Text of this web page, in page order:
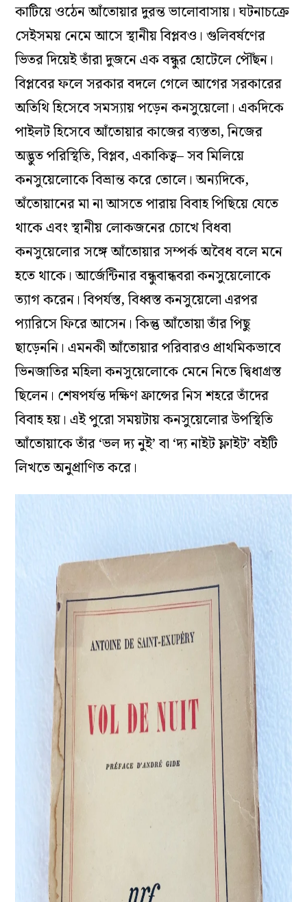
কাটিয়ে ওঠেন আঁতোয়ার দুরন্ত ভালোবাসায়। ঘটনাচক্রে
সেইসময় নেমে আসে স্থানীয় বিপ্লবও। গুলিবর্ষণের
ভিতর দিয়েই তাঁরা দুজনে এক বন্ধুর হোটেলে পৌঁছন।
বিপ্লবের ফলে সরকার বদলে গেলে আগের সরকারের
অতিথি হিসেবে সমস্যায় পড়েন কনসুয়েলো। একদিকে
পাইলট হিসেবে আঁতোয়ার কাজের ব্যস্ততা, নিজের
অদ্ভুত পরিস্থিতি, বিপ্লব, একাকিত্ব– সব মিলিয়ে
কনসুয়েলোকে বিভ্রান্ত করে তোলে। অন্যদিকে,
অঁতোয়ানের মা না আসতে পারায় বিবাহ পিছিয়ে যেতে
থাকে এবং স্থানীয় লোকজনের চোখে বিধবা
কনসুয়েলোর সঙ্গে আঁতোয়ার সম্পর্ক অবৈধ বলে মনে
হতে থাকে। আর্জেন্টিনার বন্ধুবান্ধবরা কনসুয়েলোকে
ত্যাগ করেন। বিপর্যস্ত, বিধ্বস্ত কনসুয়েলো এরপর
প্যারিসে ফিরে আসেন। কিন্তু আঁতোয়া তাঁর পিছু
ছাড়েননি। এমনকী আঁতোয়ার পরিবারও প্রাথমিকভাবে
ভিনজাতির মহিলা কনসুয়েলোকে মেনে নিতে দ্বিধাগ্রস্ত
ছিলেন। শেষপর্যন্ত দক্ষিণ ফ্রান্সের নিস শহরে তাঁদের
বিবাহ হয়। এই পুরো সময়টায় কনসুয়েলোর উপস্থিতি
আঁতোয়াকে তাঁর ‘ভল দ্য নুই’ বা ‘দ্য নাইট ফ্লাইট’ বইটি
লিখতে অনুপ্রাণিত করে।